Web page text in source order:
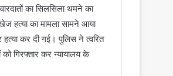
का सिलसिला थमने का
हत्या का मामला सामने आया
कर दी गई। पुलिस ने त्वरित
गिरफ्तार कर न्यायालय के